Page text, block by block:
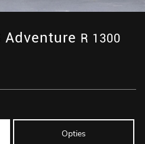
Adventure R 1300
Opties